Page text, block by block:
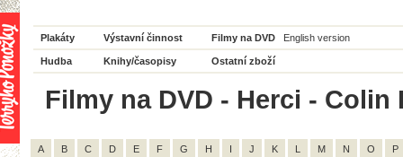
Plakáty Výstavní činnost Filmy na DVD English version
Hudba Knihy/časopisy Ostatní zboží
Filmy na DVD - Herci - Colin
A B C D E F G H I J K L M N O P